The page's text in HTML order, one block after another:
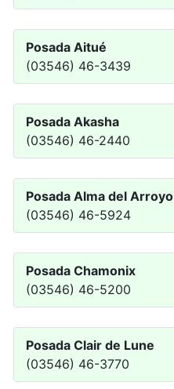
Posada Aitué
(03546) 46-3439
Posada Akasha
(03546) 46-2440
Posada Alma del Arroyo
(03546) 46-5924
Posada Chamonix
(03546) 46-5200
Posada Clair de Lune
(03546) 46-3770